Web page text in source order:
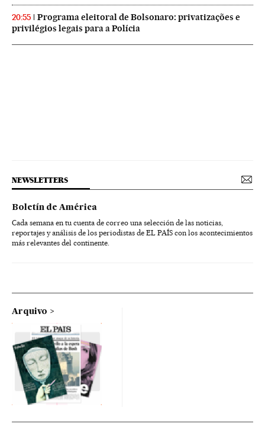
20:55
Programa eleitoral de Bolsonaro: privatizações e
privilégios legais para a Polícia
NEWSLETTERS
Boletín de América
Cada semana en tu cuenta de correo una selección de las noticias,
reportajes y análisis de los periodistas de EL PAÍS con los acontecimientos
más relevantes del continente.
Arquivo